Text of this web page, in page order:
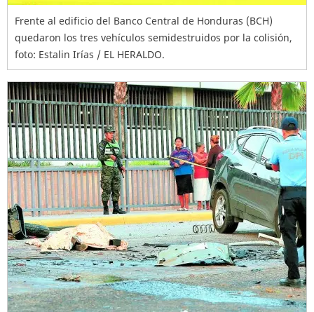
Frente al edificio del Banco Central de Honduras (BCH)
quedaron los tres vehículos semidestruidos por la colisión,
foto: Estalin Irías / EL HERALDO.